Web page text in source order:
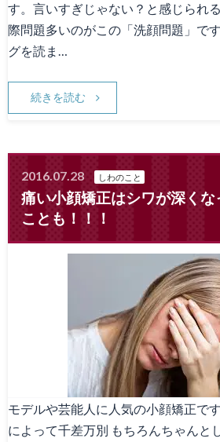
す。言いすぎじゃない？と感じられ
際問題多いのがこの「洗顔問題」で
グを読ま…
続きを読む
2016.07.28 しわのこと
痛い小顔矯正はシワが深く
ことも！！！
モデルや芸能人に人気の小顔矯正で
によって千差万別 もちろんちゃんと